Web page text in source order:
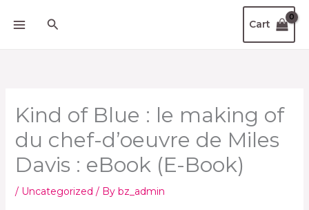
Search Cart
Kind of Blue : le making of
du chef-d’oeuvre de Miles
Davis : eBook (E-Book)
/ Uncategorized / By bz_admin